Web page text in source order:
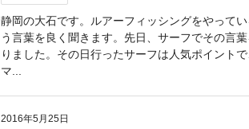
静岡の大石です。ルアーフィッシングをやって
う言葉を良く聞きます。先日、サーフでその言
りました。その日行ったサーフは人気ポイント
マ...
2016年5月25日